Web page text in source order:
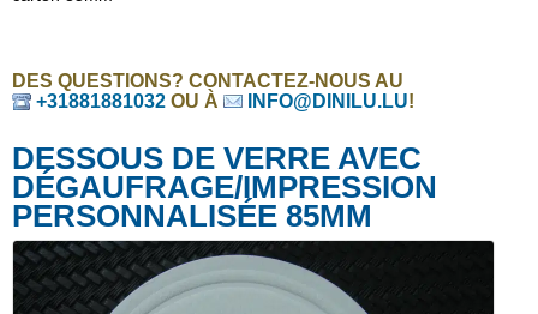
DES QUESTIONS? CONTACTEZ-NOUS AU
+31881881032 OU À INFO@DINILU.LU!
DESSOUS DE VERRE AVEC
DÉGAUFRAGE/IMPRESSION
PERSONNALISÉE 85MM